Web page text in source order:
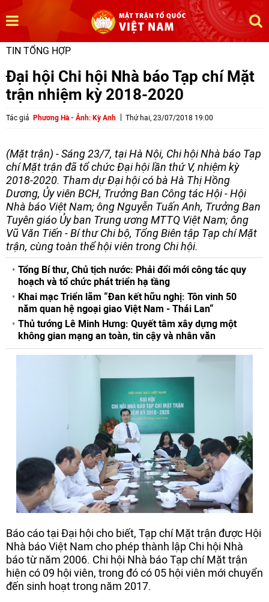
TIN TỔNG HỢP
Đại hội Chi hội Nhà báo Tạp chí Mặt
trận nhiệm kỳ 2018-2020
Tác giả Phương Hà - Ảnh: Kỳ Anh Thứ hai, 23/07/2018 19:00
(Mặt trận) - Sáng 23/7, tại Hà Nội, Chi hội Nhà báo Tạp
chí Mặt trận đã tổ chức Đại hội lần thứ V, nhiệm kỳ
2018-2020. Tham dự Đại hội có bà Hà Thị Hồng
Dương, Ủy viên BCH, Trưởng Ban Công tác Hội - Hội
Nhà báo Việt Nam; ông Nguyễn Tuấn Anh, Trưởng Ban
Tuyên giáo Ủy ban Trung ương MTTQ Việt Nam; ông
Vũ Văn Tiến - Bí thư Chi bộ, Tổng Biên tập Tạp chí Mặt
trận, cùng toàn thể hội viên trong Chi hội.
Tổng Bí thư, Chủ tịch nước: Phải đổi mới công tác quy
hoạch và tổ chức phát triển hạ tầng
Khai mạc Triển lãm “Đan kết hữu nghị: Tôn vinh 50
năm quan hệ ngoại giao Việt Nam - Thái Lan“
Thủ tướng Lê Minh Hưng: Quyết tâm xây dựng một
không gian mạng an toàn, tin cậy và nhân văn
Báo cáo tại Đại hội cho biết, Tạp chí Mặt trận được Hội
Nhà báo Việt Nam cho phép thành lập Chi hội Nhà
báo từ năm 2006. Chi hội Nhà báo Tạp chí Mặt trận
hiện có 09 hội viên, trong đó có 05 hội viên mới chuyển
đến sinh hoạt trong năm 2017.